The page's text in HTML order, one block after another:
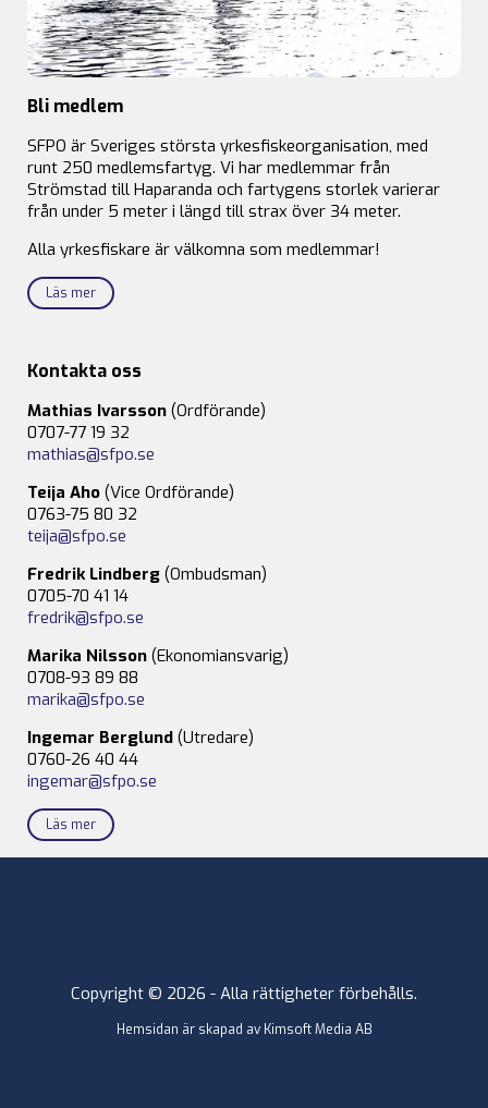
Bli medlem
SFPO är Sveriges största yrkesfiskeorganisation, med
runt 250 medlemsfartyg. Vi har medlemmar från
Strömstad till Haparanda och fartygens storlek varierar
från under 5 meter i längd till strax över 34 meter.
Alla yrkesfiskare är välkomna som medlemmar!
Läs mer
Kontakta oss
Mathias Ivarsson (Ordförande)
0707-77 19 32
mathias@sfpo.se
Teija Aho (Vice Ordförande)
0763-75 80 32
teija@sfpo.se
Fredrik Lindberg (Ombudsman)
0705-70 41 14
fredrik@sfpo.se
Marika Nilsson (Ekonomiansvarig)
0708-93 89 88
marika@sfpo.se
Ingemar Berglund (Utredare)
0760-26 40 44
ingemar@sfpo.se
Läs mer
Copyright © 2026 - Alla rättigheter förbehålls.
Hemsidan är skapad av Kimsoft Media AB